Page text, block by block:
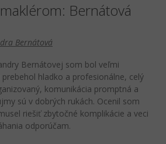
Bernátová
Bernátová
Bernátovej som bol veľmi
hladko a profesionálne, celý
komunikácia promptná a
sú v dobrých rukách. Ocenil som
riešiť zbytočné komplikácie a veci
odporúčam.